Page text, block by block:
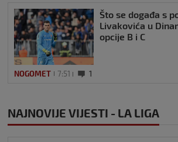
Što se događa s
Livakovića u
opcije B i C
NOGOMET 7:51 1
NAJNOVIJE VIJESTI - LA LIGA